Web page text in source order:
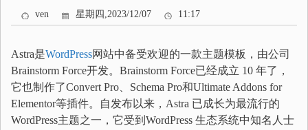
ven 星期四,2023/12/07 11:17
Astra是WordPress网站中备受欢迎的一款主题模板，由公司
Brainstorm Force开发。Brainstorm Force已经成立 10 年了，
它也制作了Convert Pro、Schema Pro和Ultimate Addons for
Elementor等插件。自发布以来，Astra 已成长为最流行的
WordPress主题之一，它受到WordPress 生态系统中知名人士